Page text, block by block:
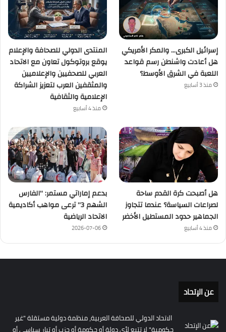
إسرائيل الكبرى… والمكر الأمريكي
هل أعادت واشنطن رسم قواعد
اللعبة في الشرق الأوسط؟
منذ 3 أسابيع
المنتدى الدولي للصحافة والإعلام
يوقع بروتوكول تعاون مع الاتحاد
العربي للصحفيين والإعلاميين
والمثقفين العرب لتعزيز الشراكة
الإعلامية والثقافية
منذ 4 أسابيع
هل أصبحت كرة القدم ساحة
لصراعات السياسة؟ عندما تتجاوز
الجماهير حدود المستطيل الأخضر
منذ 4 أسابيع
بدعم إماراتي مستمر: “الفارس
الشهم 3” ترعى مواهب أكاديمية
الاتحاد الرياضية
2026-07-06
عن الإتحاد
الاتحاد الدولي للصحافة العربية، منظمة دولية مستقلة "غير
حكومية" لا تتبع لأي دولة أو حكومة أو حزب أو تيار سياسي أو